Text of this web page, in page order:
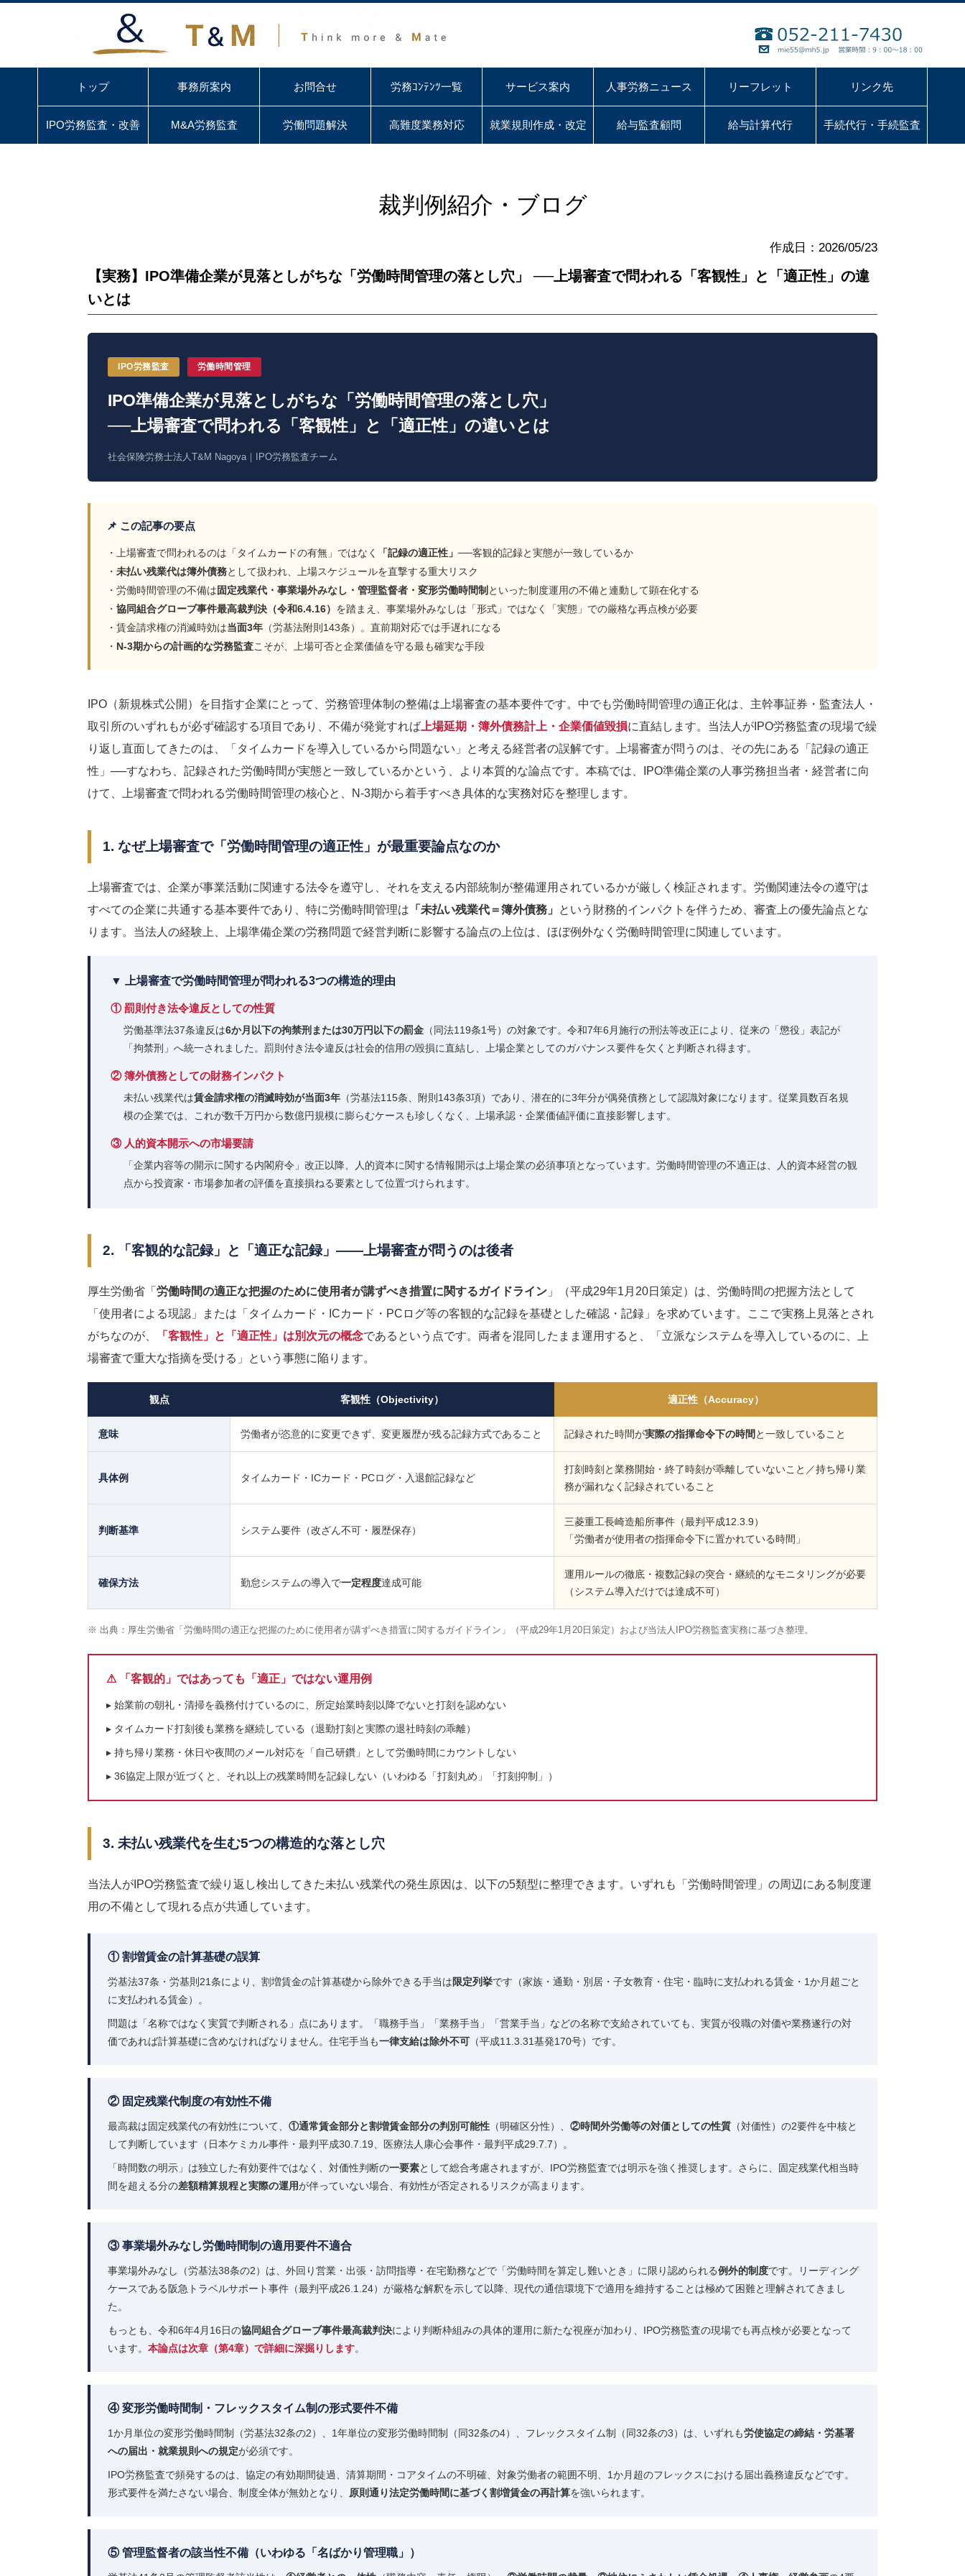
トップ 事務所案内 お問合せ 労務ｺﾝﾃﾝﾂ一覧 サービス案内 人事労務ニュース リーフレット リンク先
IPO労務監査・改善 M&A労務監査 労働問題解決 高難度業務対応 就業規則作成・改定 給与監査顧問 給与計算代行 手続代行・手続監査
裁判例紹介・ブログ
作成日：2026/05/23
【実務】IPO準備企業が見落としがちな「労働時間管理の落とし穴」 ──上場審査で問われる「客観性」と「適正性」の違
いとは
IPO労務監査 労働時間管理
IPO準備企業が見落としがちな「労働時間管理の落とし穴」
──上場審査で問われる「客観性」と「適正性」の違いとは
社会保険労務士法人T&M Nagoya｜IPO労務監査チーム
📌 この記事の要点
・上場審査で問われるのは「タイムカードの有無」ではなく 「記録の適正性」 ──客観的記録と実態が一致しているか
・ 未払い残業代は簿外債務として扱われ、上場スケジュールを直撃する重大リスク
・労働時間管理の不備は固定残業代・事業場外みなし・管理監督者・変形労働時間制 といった制度運用の不備と連動して顕在化する
・ 協同組合グローブ事件最高裁判決（令和6.4.16） を踏まえ、事業場外みなしは「形式」ではなく「実態」での厳格な再点検が必要
・賃金請求権の消滅時効は当面3年 （労基法附則143条）。直前期対応では手遅れになる
・ N-3期からの計画的な労務監査こそが、上場可否と企業価値を守る最も確実な手段
IPO（新規株式公開）を目指す企業にとって、労務管理体制の整備は上場審査の基本要件です。中でも労働時間管理の適正化は、主幹事証券・監査法人・
取引所のいずれもが必ず確認する項目であり、不備が発覚すれば 上場延期・簿外債務計上・企業価値毀損に直結します。当法人がIPO労務監査の現場で繰
り返し直面してきたのは、「タイムカードを導入しているから問題ない」と考える経営者の誤解です。上場審査が問うのは、その先にある「記録の適正
性」──すなわち、記録された労働時間が実態と一致しているかという、より本質的な論点です。本稿では、IPO準備企業の人事労務担当者・経営者に向
けて、上場審査で問われる労働時間管理の核心と、N-3期から着手すべき具体的な実務対応を整理します。
1. なぜ上場審査で「労働時間管理の適正性」が最重要論点なのか
上場審査では、企業が事業活動に関連する法令を遵守し、それを支える内部統制が整備運用されているかが厳しく検証されます。労働関連法令の遵守は
すべての企業に共通する基本要件であり、特に労働時間管理は 「未払い残業代＝簿外債務」
という財務的インパクトを伴うため、審査上の優先論点とな
ります。当法人の経験上、上場準備企業の労務問題で経営判断に影響する論点の上位は、ほぼ例外なく労働時間管理に関連しています。
▼ 上場審査で労働時間管理が問われる3つの構造的理由
① 罰則付き法令違反としての性質
労働基準法37条違反は6か月以下の拘禁刑または30万円以下の罰金 （同法119条1号）の対象です。令和7年6月施行の刑法等改正により、従来の「懲役」表記が
「拘禁刑」へ統一されました。罰則付き法令違反は社会的信用の毀損に直結し、上場企業としてのガバナンス要件を欠くと判断され得ます。
② 簿外債務としての財務インパクト
未払い残業代は賃金請求権の消滅時効が当面3年 （労基法115条、附則143条3項）であり、潜在的に3年分が偶発債務として認識対象になります。従業員数百名規
模の企業では、これが数千万円から数億円規模に膨らむケースも珍しくなく、上場承認・企業価値評価に直接影響します。
③ 人的資本開示への市場要請
「企業内容等の開示に関する内閣府令」改正以降、人的資本に関する情報開示は上場企業の必須事項となっています。労働時間管理の不適正は、人的資本経営の観
点から投資家・市場参加者の評価を直接損ねる要素として位置づけられます。
2. 「客観的な記録」と「適正な記録」――上場審査が問うのは後者
厚生労働省「 労働時間の適正な把握のために使用者が講ずべき措置に関するガイドライン 」（平成29年1月20日策定）は、労働時間の把握方法として
「使用者による現認」または「タイムカード・ICカード・PCログ等の客観的な記録を基礎とした確認・記録」を求めています。ここで実務上見落とされ
がちなのが、
「客観性」と「適正性」は別次元の概念であるという点です。両者を混同したまま運用すると、「立派なシステムを導入しているのに、上
場審査で重大な指摘を受ける」という事態に陥ります。
観点 客観性（Objectivity） 適正性（Accuracy）
意味 労働者が恣意的に変更できず、変更履歴が残る記録方式であること 記録された時間が実際の指揮命令下の時間 と一致していること
具体例 タイムカード・ICカード・PCログ・入退館記録など
打刻時刻と業務開始・終了時刻が乖離していないこと／持ち帰り業
務が漏れなく記録されていること
判断基準 システム要件（改ざん不可・履歴保存）
三菱重工長崎造船所事件（最判平成12.3.9）
「労働者が使用者の指揮命令下に置かれている時間」
確保方法 勤怠システムの導入で一定程度達成可能
運用ルールの徹底・複数記録の突合・継続的なモニタリングが必要
（システム導入だけでは達成不可）
※ 出典：厚生労働省「労働時間の適正な把握のために使用者が講ずべき措置に関するガイドライン」（平成29年1月20日策定）および当法人IPO労務監査実務に基づき整理。
⚠ 「客観的」ではあっても「適正」ではない運用例
▸ 始業前の朝礼・清掃を義務付けているのに、所定始業時刻以降でないと打刻を認めない
▸ タイムカード打刻後も業務を継続している（退勤打刻と実際の退社時刻の乖離）
▸ 持ち帰り業務・休日や夜間のメール対応を「自己研鑽」として労働時間にカウントしない
▸ 36協定上限が近づくと、それ以上の残業時間を記録しない（いわゆる「打刻丸め」「打刻抑制」）
3. 未払い残業代を生む5つの構造的な落とし穴
当法人がIPO労務監査で繰り返し検出してきた未払い残業代の発生原因は、以下の5類型に整理できます。いずれも「労働時間管理」の周辺にある制度運
用の不備として現れる点が共通しています。
① 割増賃金の計算基礎の誤算
労基法37条・労基則21条により、割増賃金の計算基礎から除外できる手当は限定列挙です（家族・通勤・別居・子女教育・住宅・臨時に支払われる賃金・1か月超ごと
に支払われる賃金）。
問題は「名称ではなく実質で判断される」点にあります。「職務手当」「業務手当」「営業手当」などの名称で支給されていても、実質が役職の対価や業務遂行の対
価であれば計算基礎に含めなければなりません。住宅手当も一律支給は除外不可 （平成11.3.31基発170号）です。
② 固定残業代制度の有効性不備
最高裁は固定残業代の有効性について、 ①通常賃金部分と割増賃金部分の判別可能性 （明確区分性）、 ②時間外労働等の対価としての性質 （対価性）の2要件を中核と
して判断しています（日本ケミカル事件・最判平成30.7.19、医療法人康心会事件・最判平成29.7.7）。
「時間数の明示」は独立した有効要件ではなく、対価性判断の一要素として総合考慮されますが、IPO労務監査では明示を強く推奨します。さらに、固定残業代相当時
間を超える分の差額精算規程と実際の運用が伴っていない場合、有効性が否定されるリスクが高まります。
③ 事業場外みなし労働時間制の適用要件不適合
事業場外みなし（労基法38条の2）は、外回り営業・出張・訪問指導・在宅勤務などで「労働時間を算定し難いとき」に限り認められる例外的制度です。リーディング
ケースである阪急トラベルサポート事件（最判平成26.1.24）が厳格な解釈を示して以降、現代の通信環境下で適用を維持することは極めて困難と理解されてきまし
た。
もっとも、令和6年4月16日の協同組合グローブ事件最高裁判決により判断枠組みの具体的運用に新たな視座が加わり、IPO労務監査の現場でも再点検が必要となって
います。 本論点は次章（第4章）で詳細に深掘りします。
④ 変形労働時間制・フレックスタイム制の形式要件不備
1か月単位の変形労働時間制（労基法32条の2）、1年単位の変形労働時間制（同32条の4）、フレックスタイム制（同32条の3）は、いずれも労使協定の締結・労基署
への届出・就業規則への規定が必須です。
IPO労務監査で頻発するのは、協定の有効期間徒過、清算期間・コアタイムの不明確、対象労働者の範囲不明、1か月超のフレックスにおける届出義務違反などです。
形式要件を満たさない場合、制度全体が無効となり、
原則通り法定労働時間に基づく割増賃金の再計算を強いられます。
⑤ 管理監督者の該当性不備（いわゆる「名ばかり管理職」）